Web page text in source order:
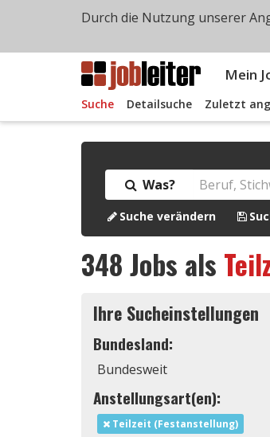
Mein
Suche Detailsuche Zuletzt
Was?
Suche verändern
348Jobs als
Ihre Sucheinstellungen
Bundesland:
Bundesweit
Anstellungsart(en):
Teilzeit (Festanstellung)
Durch die Nutzung unserer